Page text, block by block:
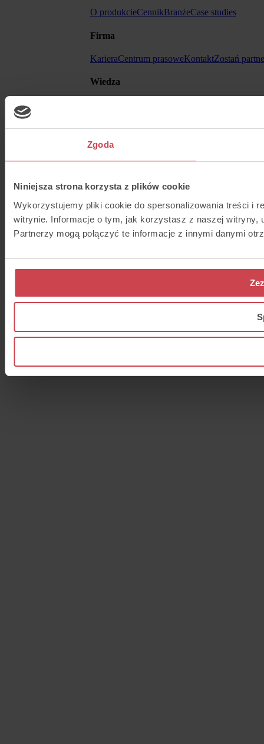
Zgoda
Niniejsza strona korzysta z plików cookie
Wykorzystujemy pliki cookie do spersonalizowania treści i
witrynie. Informacje o tym, jak korzystasz z naszej witryny,
Partnerzy mogą połączyć te informacje z innymi danymi
O produkcieCennikBranżeCase studies
Firma
KarieraCentrum prasoweKontaktZostań
Wiedza
Inne
Regulamin